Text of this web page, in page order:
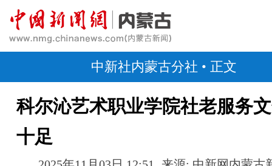
中新社内蒙古分社 • 正文
科尔沁艺术职业学院社老服务
十足